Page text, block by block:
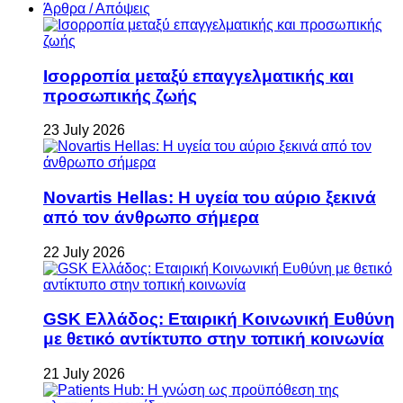
Άρθρα / Απόψεις
Ισορροπία μεταξύ επαγγελματικής και
προσωπικής ζωής
23 July 2026
Novartis Hellas: Η υγεία του αύριο ξεκινά
από τον άνθρωπο σήμερα
22 July 2026
GSK Ελλάδος: Εταιρική Κοινωνική Ευθύνη
με θετικό αντίκτυπο στην τοπική κοινωνία
21 July 2026